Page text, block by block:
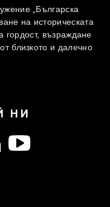
„Българска
на историческата
гордост, възраждане
близкото и далечно
НИ